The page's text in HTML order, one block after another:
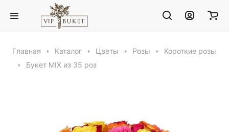
Главная Каталог Цветы Розы
Короткие розы
Букет MIX из 35 роз